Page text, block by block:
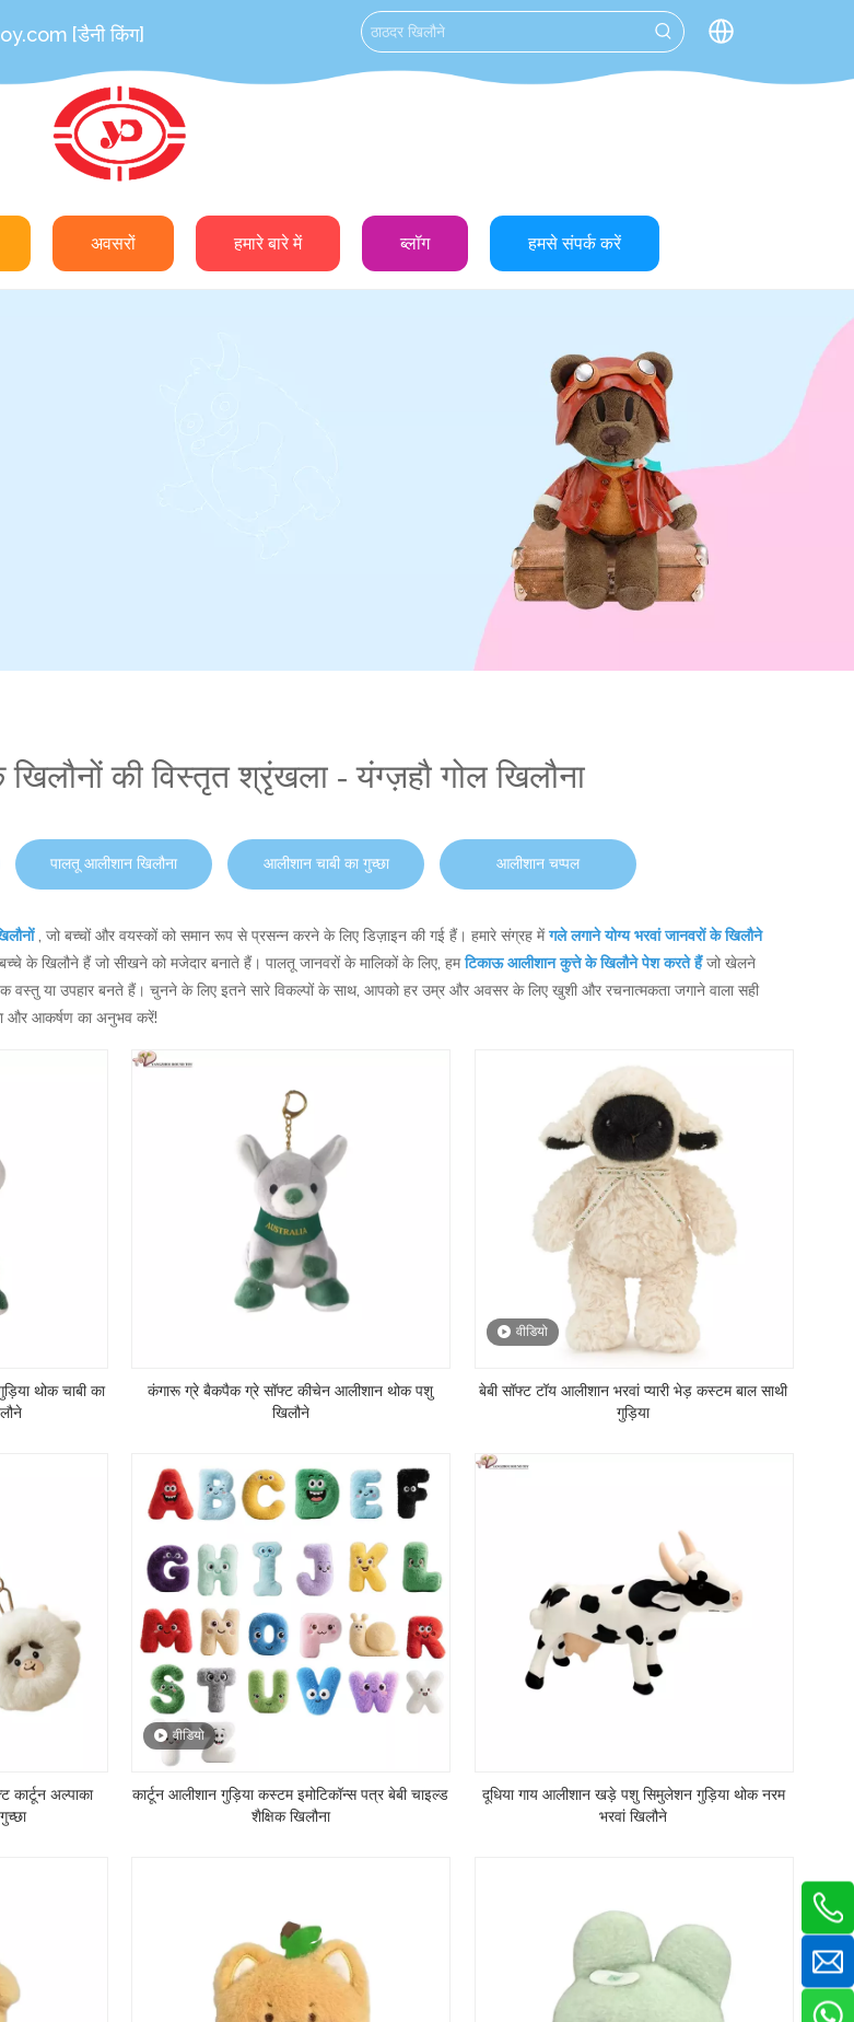
[डैनी किंग]
अवसरों हमारे बारे में ब्लॉग हमसे संपर्क करें
की विस्तृत श्रृंखला - यंग्ज़हौ गोल खिलौना
पालतू आलीशान खिलौना आलीशान चाबी का गुच्छा आलीशान चप्पल
, जो बच्चों और वयस्कों को समान रूप से प्रसन्न करने के लिए डिज़ाइन की गई हैं। हमारे संग्रह मेंगले लगाने योग्य भरवां जानवरों के खिलौने
के खिलौने हैं जो सीखने को मजेदार बनाते हैं। पालतू जानवरों के मालिकों के लिए, हमटिकाऊ आलीशान कुत्ते के खिलौने पेश करते हैंजो खेलने
वस्तु या उपहार बनते हैं। चुनने के लिए इतने सारे विकल्पों के साथ, आपको हर उम्र और अवसर के लिए खुशी और रचनात्मकता जगाने वाला सही
और आकर्षण का अनुभव करें!
थोक चाबी का
कंगारू ग्रे बैकपैक ग्रे सॉफ्ट कीचेन आलीशान थोक पशु
खिलौने
वीडियो
बेबी सॉफ्ट टॉय आलीशान भरवां प्यारी भेड़ कस्टम बाल साथी
गुड़िया
कार्टून अल्पाका
वीडियो
कार्टून आलीशान गुड़िया कस्टम इमोटिकॉन्स पत्र बेबी चाइल्ड
शैक्षिक खिलौना
दूधिया गाय आलीशान खड़े पशु सिमुलेशन गुड़िया थोक नरम
भरवां खिलौने